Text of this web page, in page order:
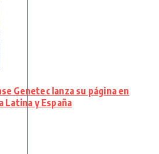
Genetec lanza su página en
Latina y España